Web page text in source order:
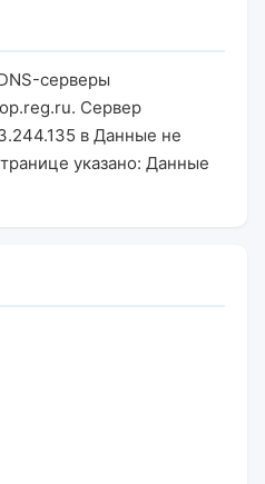
серверы
Сервер
в Данные не
указано: Данные